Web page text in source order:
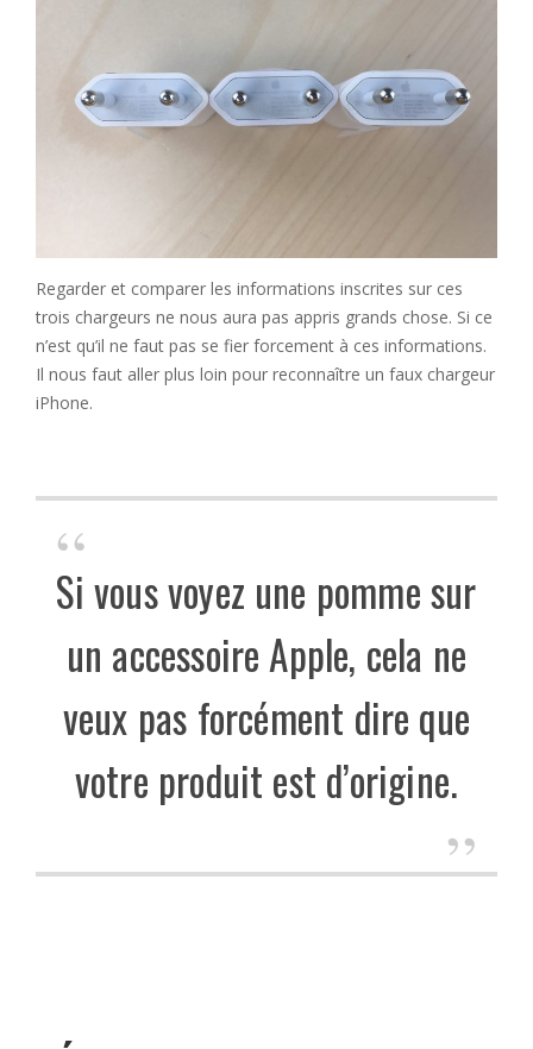
Regarder et comparer les informations inscrites sur ces
trois chargeurs ne nous aura pas appris grands chose. Si ce
n’est qu’il ne faut pas se fier forcement à ces informations.
Il nous faut aller plus loin pour reconnaître un faux chargeur
iPhone.
Si vous voyez une pomme sur
un accessoire Apple, cela ne
veux pas forcément dire que
votre produit est d’origine.